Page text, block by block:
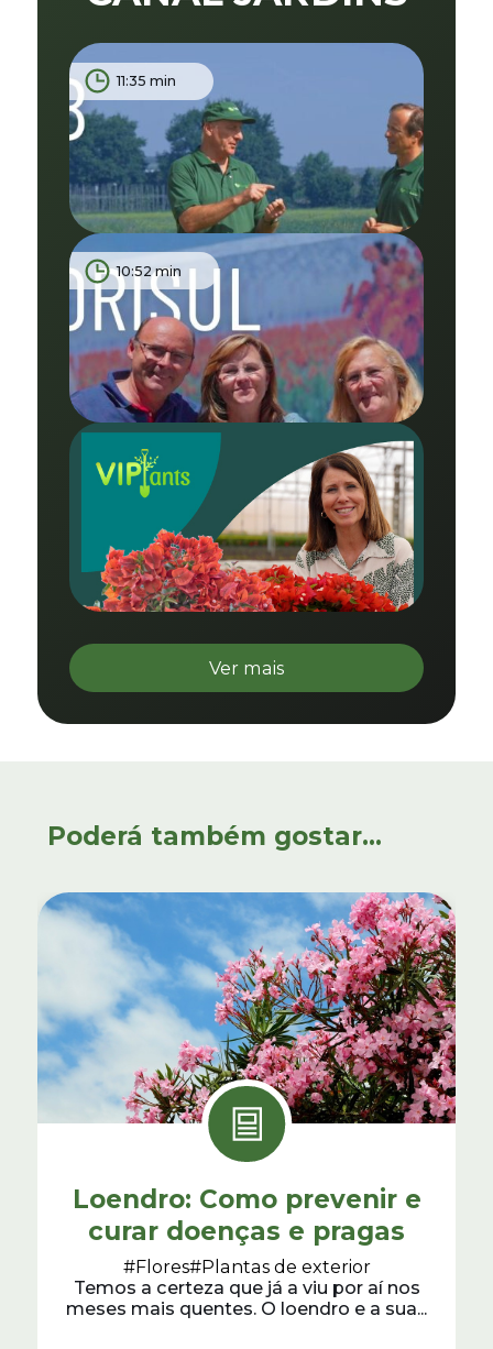
11:35 min
10:52 min
Ver mais
Poderá também gostar...
Loendro: Como prevenir e
curar doenças e pragas
#Flores#Plantas de exterior
Temos a certeza que já a viu por aí nos
meses mais quentes. O loendro e a sua...